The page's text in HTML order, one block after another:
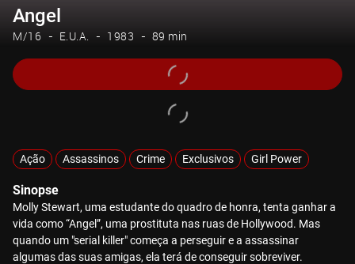
Angel
M/16 E.U.A. 1983 89 min
Ação Assassinos Crime Exclusivos Girl Power
Sinopse
Molly Stewart, uma estudante do quadro de honra, tenta ganhar a
vida como “Angel”, uma prostituta nas ruas de Hollywood. Mas
quando um "serial killer" começa a perseguir e a assassinar
algumas das suas amigas, ela terá de conseguir sobreviver.